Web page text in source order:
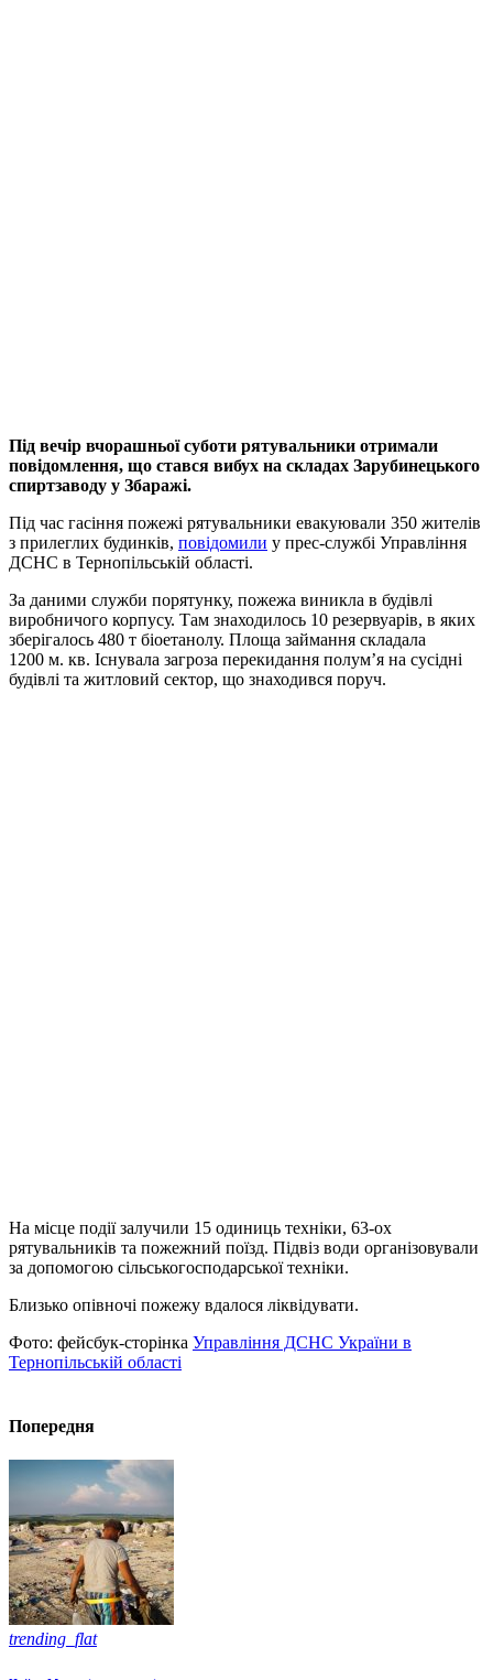
Під вечір вчорашньої суботи рятувальники отримали
повідомлення, що стався вибух на складах Зарубинецького
спиртзаводу у Збаражі.
Під час гасіння пожежі рятувальники евакуювали 350 жителів
з прилеглих будинків, повідомили у прес-службі Управління
ДСНС в Тернопільській області.
За даними служби порятунку, пожежа виникла в будівлі
виробничого корпусу. Там знаходилось 10 резервуарів, в яких
зберігалось 480 т біоетанолу. Площа займання складала
1200 м. кв. Існувала загроза перекидання полум’я на сусідні
будівлі та житловий сектор, що знаходився поруч.
На місце події залучили 15 одиниць техніки, 63-ох
рятувальників та пожежний поїзд. Підвіз води організовували
за допомогою сільськогосподарської техніки.
Близько опівночі пожежу вдалося ліквідувати.
Фото: фейсбук-сторінка Управління ДСНС України в
Тернопільській області
Попередня
trending_flat